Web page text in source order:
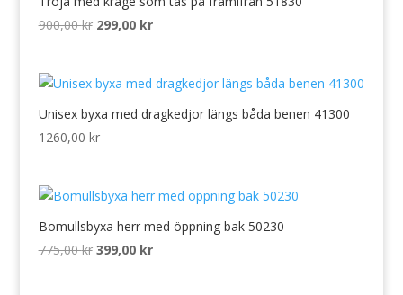
900,00kr Det
var:
900,00 kr.
299,00 krDet
är:
299,00 kr.
Unisex byxa med dragkedjor längs båda benen 41300
1260,00 kr
Bomullsbyxa herr med öppning bak 50230
775,00kr Det
399,00 krDet